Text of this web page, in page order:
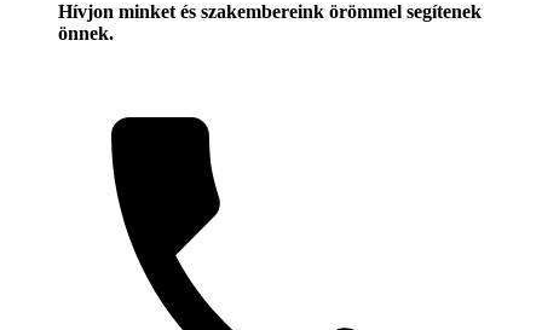
Hívjon minket és szakembereink örömmel segítenek
önnek.